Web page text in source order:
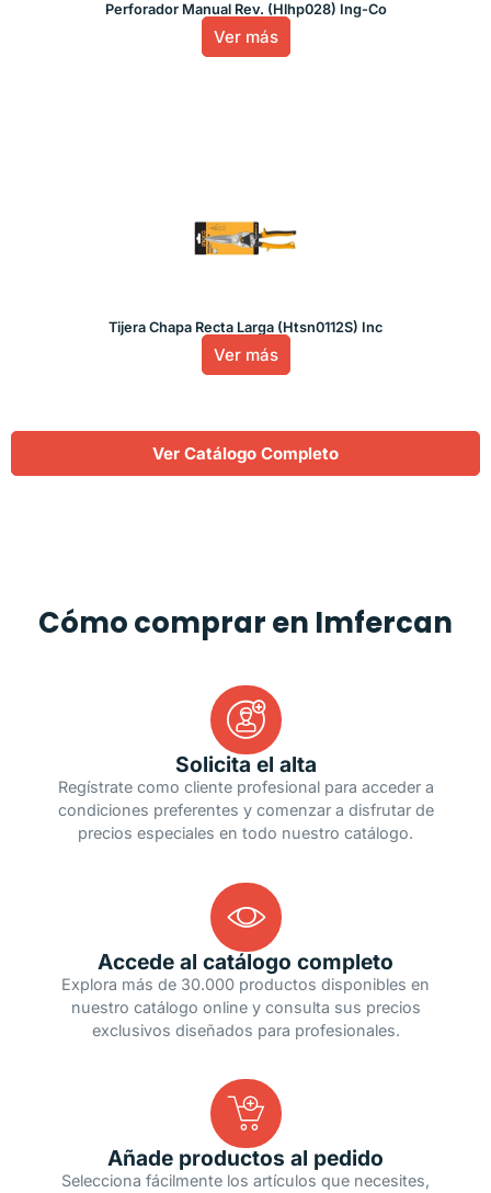
Perforador Manual Rev. (Hlhp028) Ing-Co
Ver más
Tijera Chapa Recta Larga (Htsn0112S) Inc
Ver más
Ver Catálogo Completo
Cómo comprar en Imfercan
Solicita el alta
Regístrate como cliente profesional para acceder a
condiciones preferentes y comenzar a disfrutar de
precios especiales en todo nuestro catálogo.
Accede al catálogo completo
Explora más de 30.000 productos disponibles en
nuestro catálogo online y consulta sus precios
exclusivos diseñados para profesionales.
Añade productos al pedido
Selecciona fácilmente los artículos que necesites,